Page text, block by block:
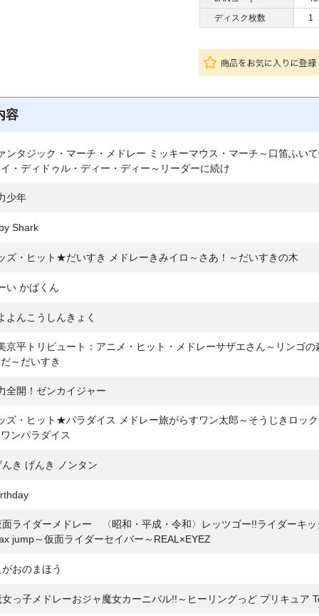
ディスク枚数
1
容
タジック・マーチ・メドレー ミッキーマウス・マーチ～口笛ふい
・ディドゥル・ディー・ディー～リーダーに続け
少年
Shark
・ヒット★だいすき メドレーきみイロ～さあ！～だいすきの木
かばくん
んこうしんきょく
平トリビュート：アニメ・ヒット・メドレーサザエさん～リンゴの
～だいすき
開！ゼンカイジャー
・ヒット★パラダイス メドレー旅がらすワン太郎～そうじきロッ
ンパラダイス
き げんき ノンタン
ライダーメドレー 〈昭和・平成・令和〉レッツゴー!!ライダーキッ
jump～仮面ライダーセイバー～REAL×EYEZ
おのまほう
っ子メドレーおジャ魔女カーニバル!!～ヒーリングっど プリキュア